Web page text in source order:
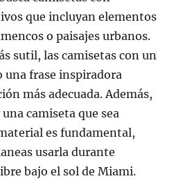
que incluyan elementos
o paisajes urbanos.
sutil, las camisetas con un
una frase inspiradora
más adecuada. Además,
camiseta que sea
es fundamental,
usarla durante
bajo el sol de Miami.